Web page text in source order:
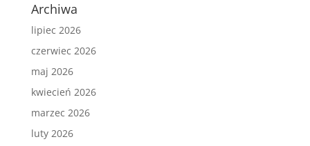
Archiwa
lipiec 2026
czerwiec 2026
maj 2026
kwiecień 2026
marzec 2026
luty 2026